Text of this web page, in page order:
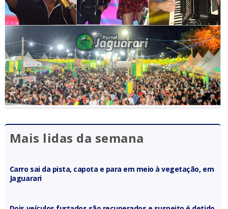
Mais lidas da semana
Carro sai da pista, capota e para em meio à vegetação, em
Jaguarari